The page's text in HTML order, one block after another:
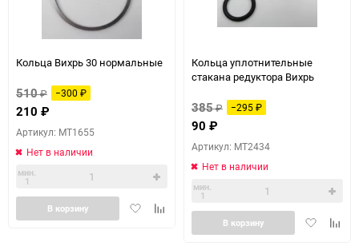
Кольца Вихрь 30 нормальные
510₽ −300 ₽
210 ₽
Артикул: MT1655
Нет в наличии
мин.
1
ДобавитьДобавить
сравнению
В корзину
Кольца уплотнительные
стакана редуктора Вихрь
385₽ −295₽
90 ₽
Артикул: MT2434
Нет в наличии
мин.
1
Добавить
В корзину